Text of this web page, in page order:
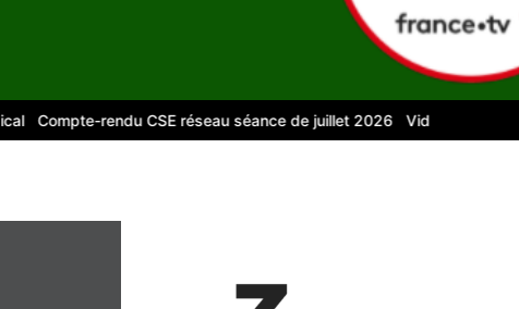
Compte-rendu CSE réseau séance de juillet 2026 Vidéos pour le